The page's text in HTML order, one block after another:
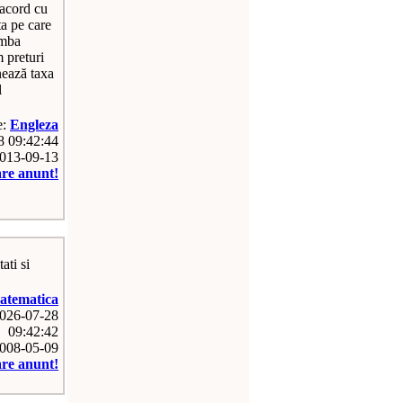
cu
pe care
preturi
taxa
Engleza
09:42:44
09-13
anunt!
si
07-28
09:42:42
05-09
anunt!